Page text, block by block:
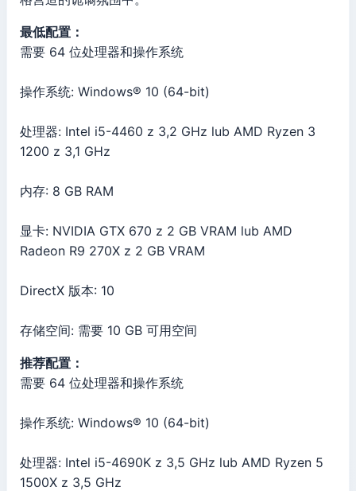
最低配置：
需要 64 位处理器和操作系统
操作系统: Windows® 10 (64-bit)
处理器: Intel i5-4460 z 3,2 GHz lub AMD Ryzen 3
1200 z 3,1 GHz
内存: 8 GB RAM
显卡: NVIDIA GTX 670 z 2 GB VRAM lub AMD
Radeon R9 270X z 2 GB VRAM
DirectX 版本: 10
存储空间: 需要 10 GB 可用空间
推荐配置：
需要 64 位处理器和操作系统
操作系统: Windows® 10 (64-bit)
处理器: Intel i5-4690K z 3,5 GHz lub AMD Ryzen 5
1500X z 3,5 GHz